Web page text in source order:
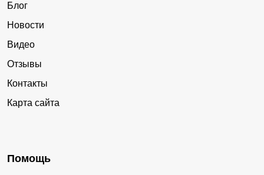
Блог
Новости
Видео
Отзывы
Контакты
Карта сайта
Помощь